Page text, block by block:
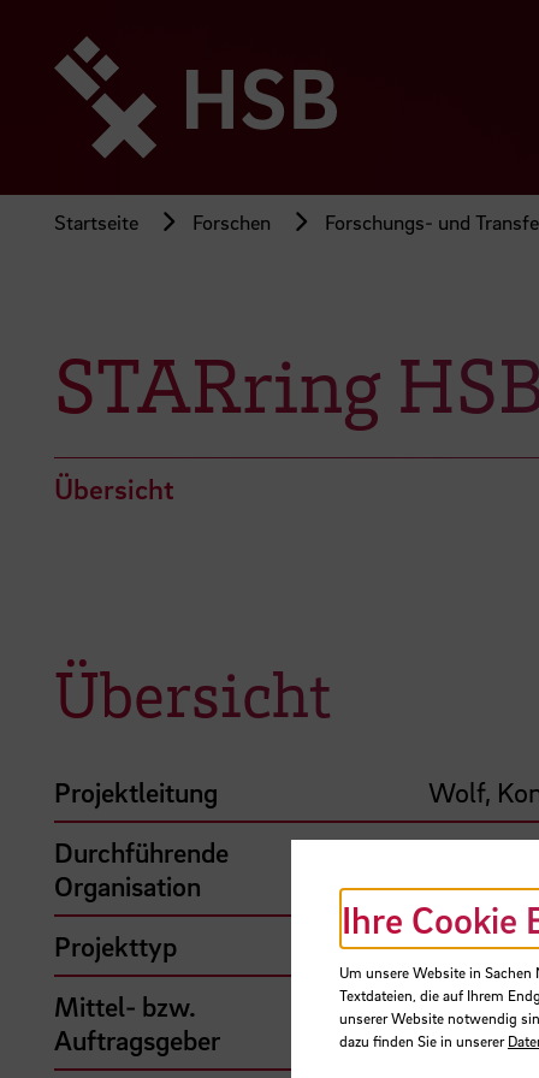
Seiteninhalt
springen
Startseite Forschen Forschungs- und
STARring
Übersicht
Übersicht
Projektleitung
Wolf,
Durchführende
Organisation
Projekttyp
Mittel- bzw.
Auftragsgeber
Sonstige
Ihre Cookie
Um unsere Website in
Textdateien, die auf Ihrem
unserer Website notwendig
dazu finden Sie in unserer